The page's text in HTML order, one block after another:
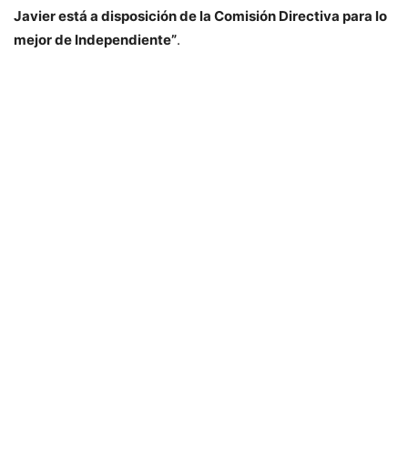
Javier está a disposición de la Comisión Directiva para lo
mejor de Independiente”.